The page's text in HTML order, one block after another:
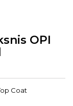
OPI
Coat